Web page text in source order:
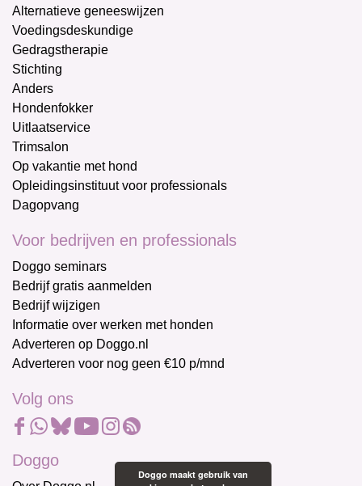
Alternatieve geneeswijzen
Voedingsdeskundige
Gedragstherapie
Stichting
Anders
Hondenfokker
Uitlaatservice
Trimsalon
Op vakantie met hond
Opleidingsinstituut voor professionals
Dagopvang
Voor bedrijven en professionals
Doggo seminars
Bedrijf gratis aanmelden
Bedrijf wijzigen
Informatie over werken met honden
Adverteren op Doggo.nl
Adverteren voor nog geen €10 p/mnd
Volg ons
Doggo
Doggo maakt gebruik van